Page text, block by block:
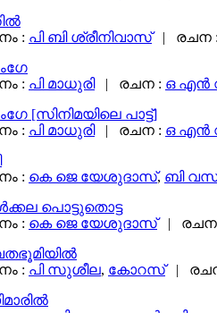
: പി ബി ശ്രീനിവാസ്‌| രചന :
: പി മാധുരി| രചന : ഒ എൻ
[സിനിമയിലെ പാട്ട്‌]
: പി മാധുരി| രചന : ഒ എൻ
: കെ ജെ യേശുദാസ്, ബി
പൊട്ടുതൊട്ട
: കെ ജെ യേശുദാസ്| രചന
: പി സുശീല, കോറസ്‌|